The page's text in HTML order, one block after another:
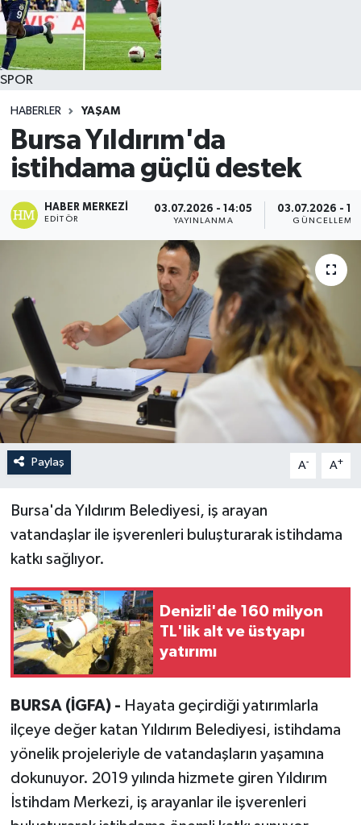
SPOR
HABERLER YAŞAM
Bursa Yıldırım'da
istihdama güçlü destek
HABER MERKEZI
EDITÖR
03.07.2026 - 14:05
YAYINLANMA
03.07.2026 -
GÜNCELLEME
Paylaş A- A+
Bursa'da Yıldırım Belediyesi, iş arayan
vatandaşlar ile işverenleri buluşturarak istihdama
katkı sağlıyor.
Denizli'de 160 milyon
TL'lik alt ve üstyapı
yatırımı
BURSA (İGFA) - Hayata geçirdiği yatırımlarla
ilçeye değer katan Yıldırım Belediyesi, istihdama
yönelik projeleriyle de vatandaşların yaşamına
dokunuyor. 2019 yılında hizmete giren Yıldırım
İstihdam Merkezi, iş arayanlar ile işverenleri